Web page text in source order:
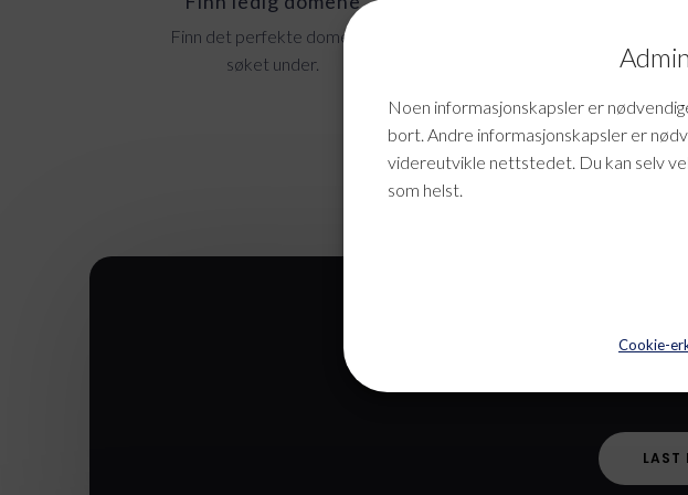
Noen informasjonskapsler er
bort. Andre informasjonskapsler er
videreutvikle nettstedet. Du kan selv
som helst.
Cookie-
Finn det perfekte domene i
søket under.
deg og legg i handlekurv.
LAST